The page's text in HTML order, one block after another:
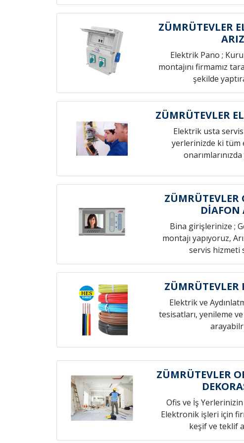
ZÜMRÜTEVLER
Elektrik Pano ;
montajını firmamız
şekilde
ZÜMRÜTEVLER
Elektrik usta
yerlerinizde ki tüm
onarımlarınızda
DİAFON
Bina girişlerinize ;
montajı yapıyoruz,
servis hizmeti
ZÜMRÜTEVLER
Elektrik ve
tesisatları, yenileme
ZÜMRÜTEVLER
Ofis ve İş
Elektronik işleri için
keşif ve teklif